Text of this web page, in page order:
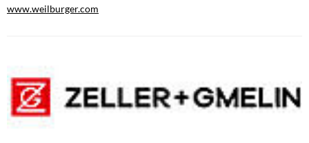
www.weilburger.com